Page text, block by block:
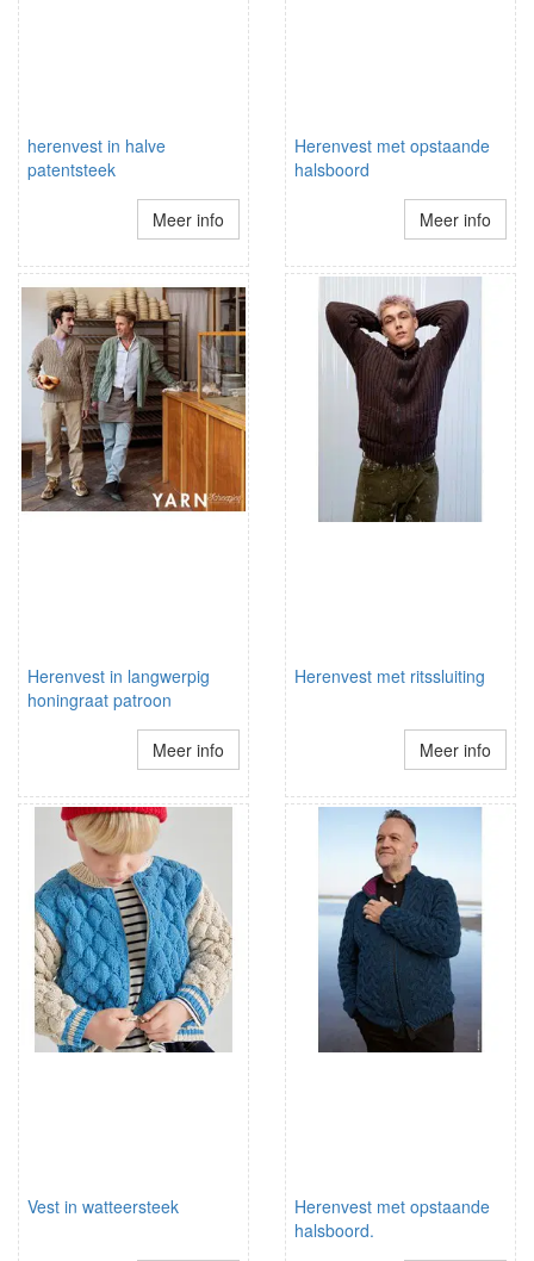
herenvest in halve
patentsteek
Meer info
Herenvest met opstaande
halsboord
Meer info
Herenvest in langwerpig
honingraat patroon
Meer info
Herenvest met ritssluiting
Meer info
Vest in watteersteek
Herenvest met opstaande
halsboord.